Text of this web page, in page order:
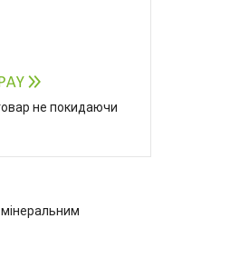
не покидаючи
мінеральним